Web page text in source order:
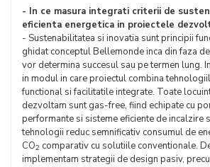
- In ce masura integrati criterii de
eficienta energetica in proiectele
- Sustenabilitatea si inovatia sunt principii
ghidat conceptul Bellemonde inca din faza
vor determina succesul sau pe termen lung.
in modul in care proiectul combina
functional si facilitatile integrate. Toate
dezvoltam sunt gas-free, fiind echipate cu
performante si sisteme eficiente de incalzire
tehnologii reduc semnificativ consumul de
CO2 comparativ cu solutiile conventionale.
implementam strategii de design pasiv,